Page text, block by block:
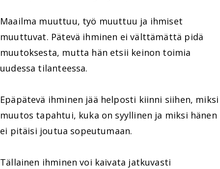
Maailma muuttuu, työ muuttuu ja ihmiset
muuttuvat. Pätevä ihminen ei välttämättä pidä
muutoksesta, mutta hän etsii keinon toimia
uudessa tilanteessa.
Epäpätevä ihminen jää helposti kiinni siihen, miksi
muutos tapahtui, kuka on syyllinen ja miksi hänen
ei pitäisi joutua sopeutumaan.
Tällainen ihminen voi kaivata jatkuvasti